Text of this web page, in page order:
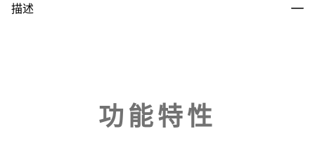
描述
功能特性